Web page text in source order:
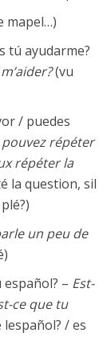
mapel…)
tú ayudarme?
(vu
/ puedes
pouvez répéter
répéter la
la question, sil
un peu de
– Est-
ce que tu
/ es